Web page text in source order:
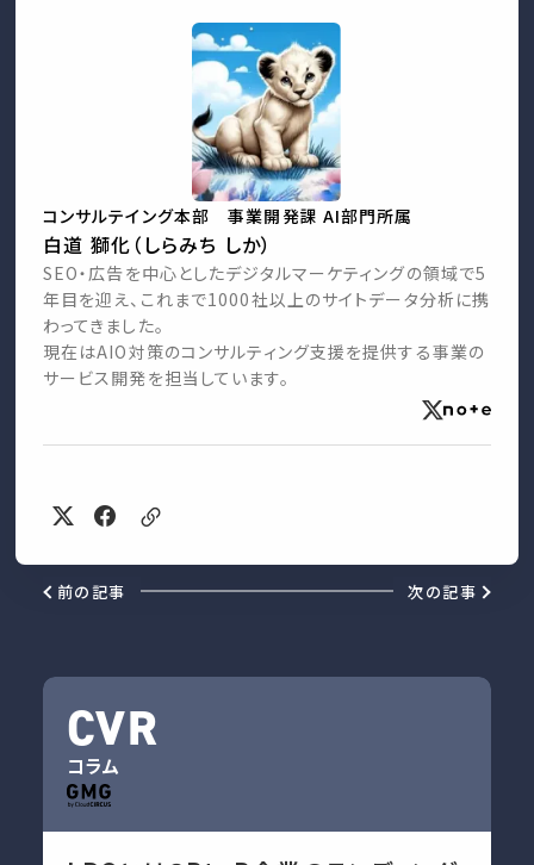
コンサルテイング本部 事業開発課 AI部門所属
白道 獅化（しらみち しか）
SEO・広告を中心としたデジタルマーケティングの領域で5
年目を迎え、これまで1000社以上のサイトデータ分析に携
わってきました。
現在はAIO対策のコンサルティング支援を提供する事業の
サービス開発を担当しています。
前の記事 次の記事
CVR
コラム